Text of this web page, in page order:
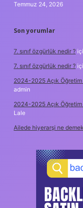
Temmuz 24, 2026
Son yorumlar
7. sınıf özgürlük nedir ?
7. sınıf özgürlük nedir ?
2024-2025 Açık Öğretim
admin
2024-2025 Açık Öğretim
Lale
Ailede hiyerarşi ne